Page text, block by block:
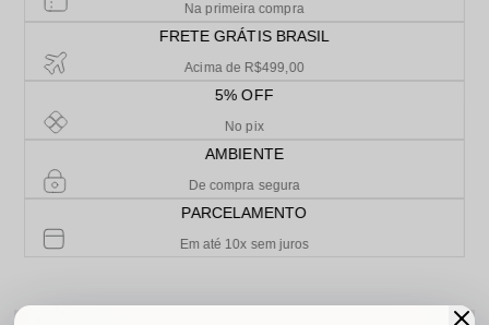
Na primeira compra
FRETE GRÁTIS BRASIL
Acima de R$499,00
5% OFF
No pix
AMBIENTE
De compra segura
PARCELAMENTO
Em até 10x sem juros